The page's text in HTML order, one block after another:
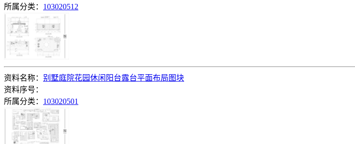
所属分类： 103020512
资料名称： 别墅庭院花园休闲阳台露台平面布局图块
资料序号：
所属分类： 103020501